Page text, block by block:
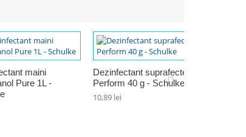
maini
Pure 1L -
Dezinfectant suprafecte
Perform 40 g - Schulke
10,89 lei